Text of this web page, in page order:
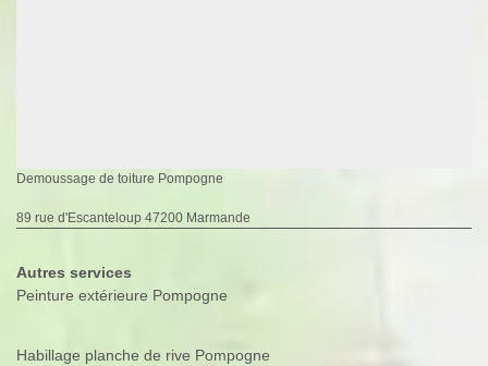
Demoussage de toiture Pompogne
89 rue d'Escanteloup 47200 Marmande
Autres services
Peinture extérieure Pompogne
Habillage planche de rive Pompogne